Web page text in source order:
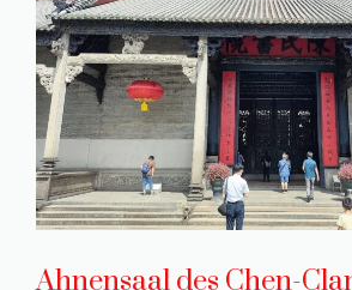
Ahnensaal des Chen-